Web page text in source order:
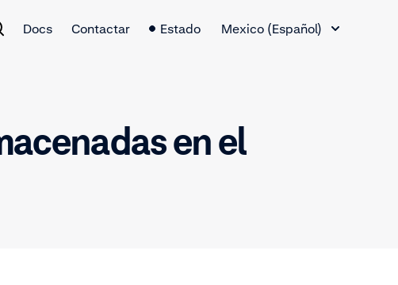
Docs Contactar Estado
Mexico (Español)
en el